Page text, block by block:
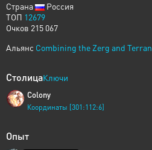
Страна
Россия
ТОП 12679
Очков 215 067
Альянс Combining the Zerg and Terran
СтолицаКлючи
Colony
Координаты [301:112:6]
Опыт